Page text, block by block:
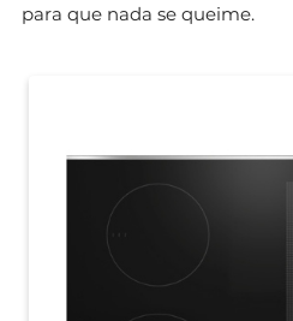
para que nada se queime.